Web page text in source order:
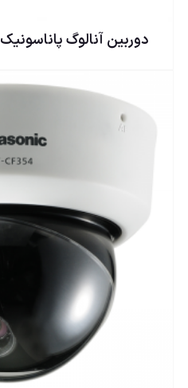
دوربين آنالوگ پاناسونيک WV-CF102